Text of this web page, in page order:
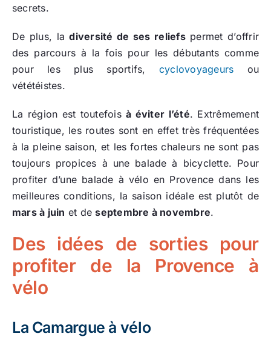
secrets.
De plus, ladiversité de ses reliefspermet d’offrir
des parcours à la fois pour les débutants comme
pour les plus sportifs, cyclovoyageurs ou
vététéistes.
La région est toutefoisà éviter l’été. Extrêmement
touristique, les routes sont en effet très fréquentées
à la pleine saison, et les fortes chaleurs ne sont pas
toujours propices à une balade à bicyclette. Pour
profiter d’une balade à vélo en Provence dans les
meilleures conditions, la saison idéale est plutôt de
mars à juin et deseptembre à novembre.
Des idées de sorties pour
profiter de la Provence à
vélo
La Camargue à vélo